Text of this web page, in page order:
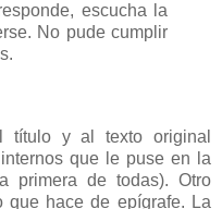
escucha la
No pude cumplir
título y al texto original
que le puse en la
primera de todas). Otro
hace de epígrafe. La